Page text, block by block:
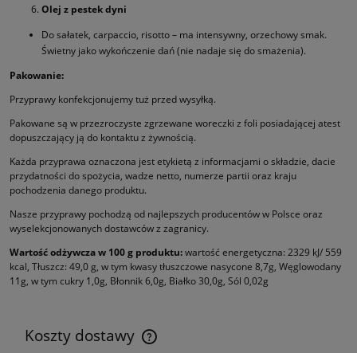
Olej z pestek dyni
Do sałatek, carpaccio, risotto – ma intensywny, orzechowy smak.
Świetny jako wykończenie dań (nie nadaje się do smażenia).
Pakowanie:
Przyprawy konfekcjonujemy tuż przed wysyłką.
Pakowane są w przezroczyste zgrzewane woreczki z foli posiadającej atest
dopuszczający ją do kontaktu z żywnością.
Każda przyprawa oznaczona jest etykietą z informacjami o składzie, dacie
przydatności do spożycia, wadze netto, numerze partii oraz kraju
pochodzenia danego produktu.
Nasze przyprawy pochodzą od najlepszych producentów w Polsce oraz
wyselekcjonowanych dostawców z zagranicy.
Wartość odżywcza w 100 g produktu:wartość energetyczna: 2329 kJ/ 559
kcal, Tłuszcz: 49,0 g, w tym kwasy tłuszczowe nasycone 8,7g, Węglowodany
11g, w tym cukry 1,0g, Błonnik 6,0g, Białko 30,0g, Sól 0,02g
Koszty dostawy
Cena nie zawiera ewentualnych kosztów płatności